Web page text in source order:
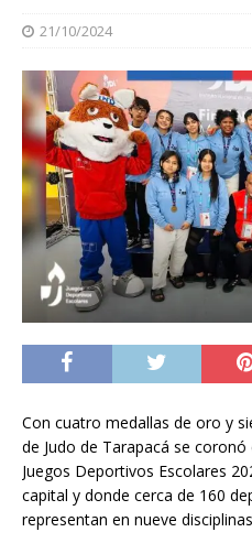
21/10/2024
Con cuatro medallas de oro y
de Judo de Tarapacá se
Juegos Deportivos Escolares
capital y donde cerca de 160
representan en nueve